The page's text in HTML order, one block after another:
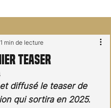
teaser
1 min de lecture
diffusé le teaser de
qui sortira en 2025.